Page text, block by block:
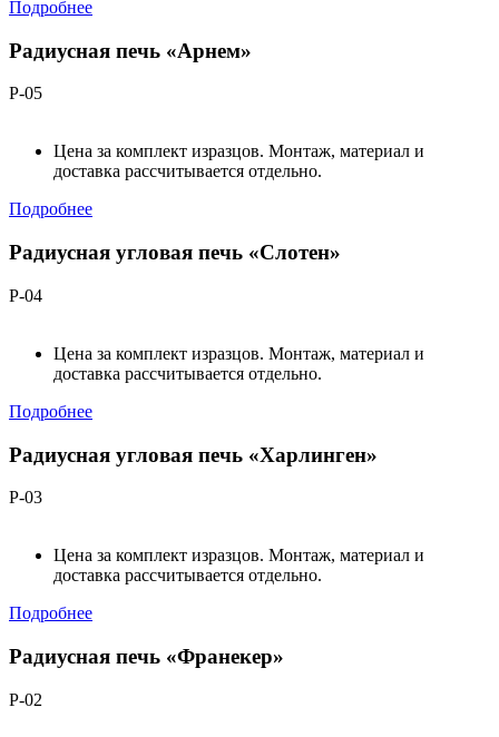
Подробнее
Радиусная печь «Арнем»
Р-05
Цена за комплект изразцов. Монтаж, материал и
доставка рассчитывается отдельно.
Подробнее
Радиусная угловая печь «Слотен»
Р-04
Цена за комплект изразцов. Монтаж, материал и
доставка рассчитывается отдельно.
Подробнее
Радиусная угловая печь «Харлинген»
Р-03
Цена за комплект изразцов. Монтаж, материал и
доставка рассчитывается отдельно.
Подробнее
Радиусная печь «Франекер»
Р-02